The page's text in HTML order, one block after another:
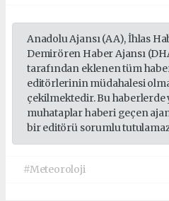
Anadolu Ajansı (AA), İhlas
Demirören Haber Ajansı
tarafından eklenen tüm
editörlerinin müdahalesi
çekilmektedir. Bu
muhataplar haberi geçen
bir editörü sorumlu
#Meteoroloji